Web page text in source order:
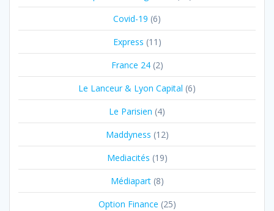
Covid-19 (6)
Express (11)
France 24(2)
Le Lanceur & Lyon Capital (6)
Le Parisien (4)
Maddyness (12)
Mediacités (19)
Médiapart(8)
Option Finance (25)